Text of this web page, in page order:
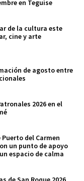
en Teguise
de la cultura este
cine y arte
de agosto entre
2026 en el
del Carmen
un punto de apoyo
espacio de calma